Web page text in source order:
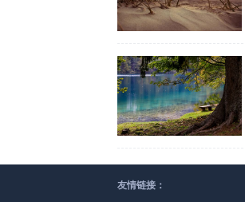
友情链接：